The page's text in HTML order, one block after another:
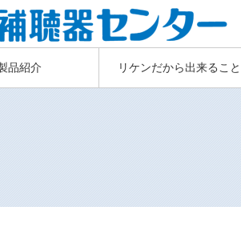
品紹介 リケンだから出来ること